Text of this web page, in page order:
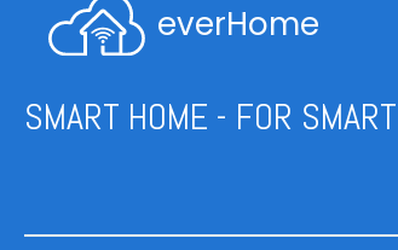
everHome
SMART HOME - FOR